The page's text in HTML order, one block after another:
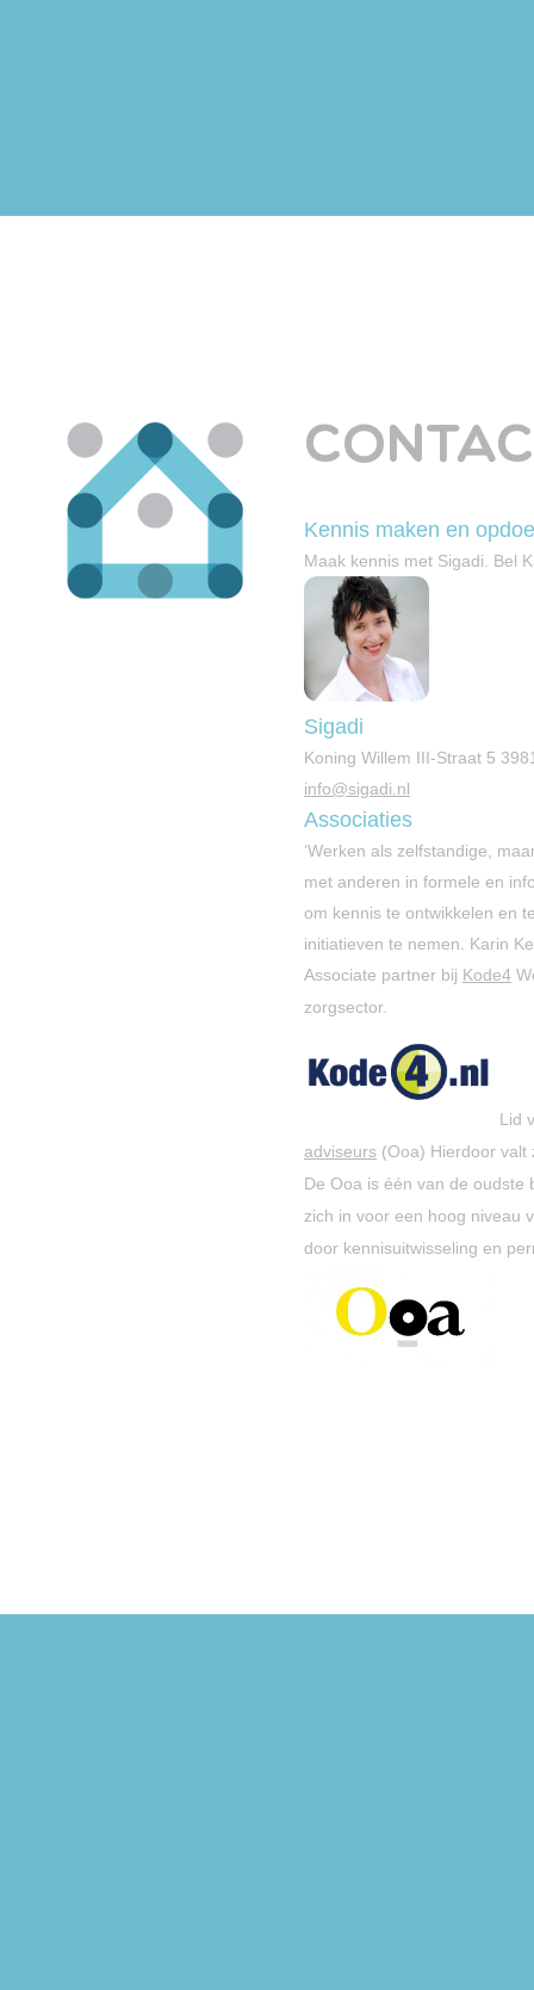
Kennis maken en
Maak kennis met Sigadi. Bel
Sigadi
Koning Willem III-Straat 5
info@sigadi.nl
Associaties
‘Werken als zelfstandige,
met anderen in formele en
om kennis te ontwikkelen en
initiatieven te nemen. Karin
Associate partner bij Kode4
zorgsector.
Lid
adviseurs (Ooa) Hierdoor valt
De Ooa is één van de oudste
zich in voor een hoog niveau
door kennisuitwisseling en